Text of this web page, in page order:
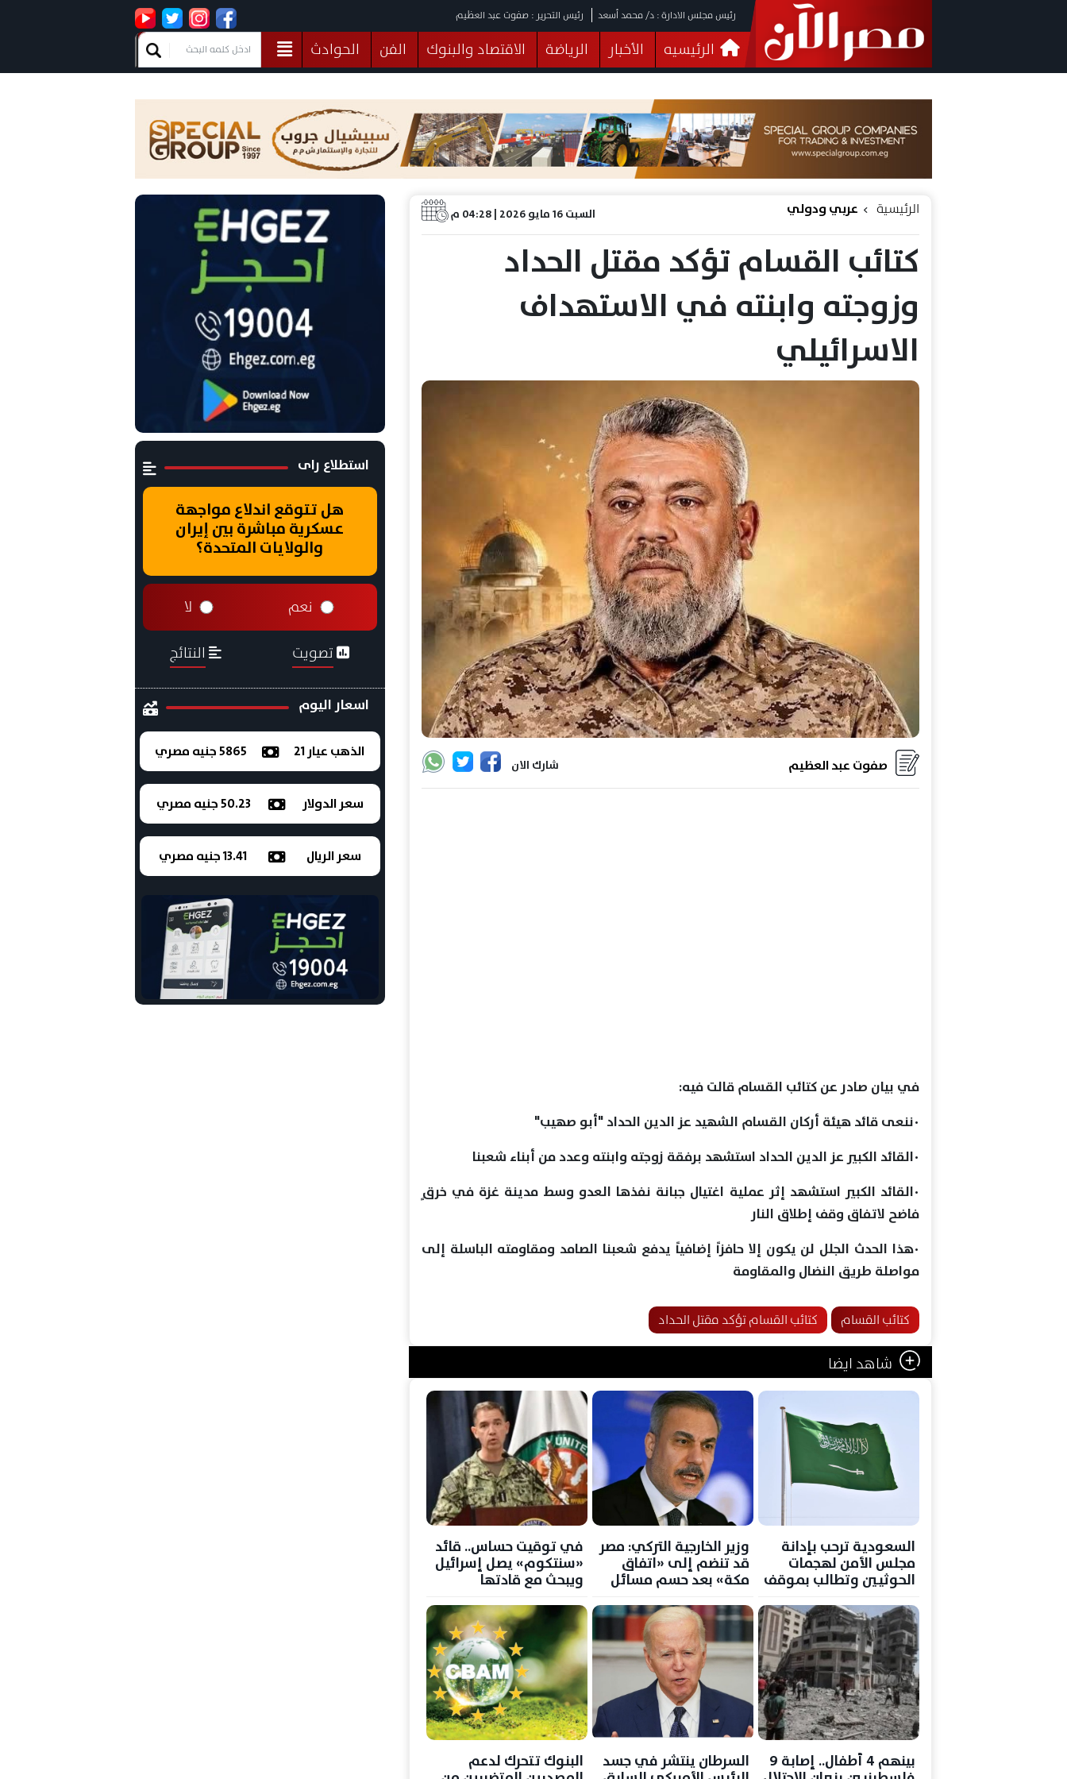
رئيس مجلس الادارة : د/ محمد أسعد رئيس التحرير : صفوت عبد العظيم
الرئيسيه الأخبار الرياضة الاقتصاد والبنوك الفن
الحوادث
فيديوهات
البرلمان صحة الثقافة خدمات منوعات
السبت 16 مايو 2026 | 04:28 م الرئيسية عربي ودولي
كتائب القسام تؤكد مقتل الحداد
وزوجته وابنته في الاستهداف
الاسرائيلي
شارك الان صفوت عبد العظيم
في بيان صادر عن كتائب القسام قالت فيه:
٠ننعى قائد هيئة أركان القسام الشهيد عز الدين الحداد "أبو صهيب"
٠القائد الكبير عز الدين الحداد استشهد برفقة زوجته وابنته وعدد من أبناء شعبنا
٠القائد الكبير استشهد إثر عملية اغتيال جبانة نفذها العدو وسط مدينة غزة في خرقٍ
فاضح لاتفاق وقف إطلاق النار
٠هذا الحدث الجلل لن يكون إلا حافزاً إضافياً يدفع شعبنا الصامد ومقاومته الباسلة إلى
مواصلة طريق النضال والمقاومة
كتائب القسام كتائب القسام تؤكد مقتل الحداد
شاهد ايضا
السعودية ترحب بإدانة
مجلس الأمن لهجمات
الحوثيين وتطالب بموقف
الدولية
وزير الخارجية التركي: مصر
قد تنضم إلى «اتفاق
مكة» بعد حسم مسائل
في توقيت حساس.. قائد
«سنتكوم» يصل إسرائيل
ويبحث مع قادتها
بالمنطقة
بينهم 4 أطفال.. إصابة 9
السرطان ينتشر في جسد
البنوك تتحرك لدعم
استطلاع راى
هل تتوقع اندلاع مواجهة
عسكرية مباشرة بين إيران
والولايات المتحدة؟
نعم لا
تصويت النتائج
اسعار اليوم
الذهب عيار 21 5865 جنيه مصري
سعر الدولار 50.23 جنيه مصري
سعر الريال 13.41 جنيه مصري